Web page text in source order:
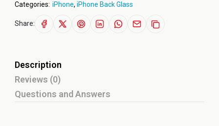
Categories: iPhone, iPhone Back Glass
Share:
Description
Reviews (0)
Questions and Answers